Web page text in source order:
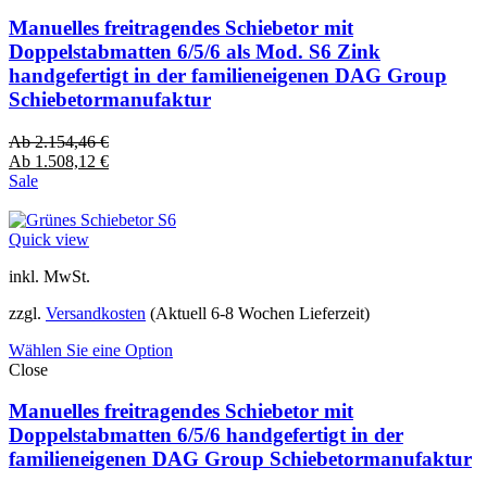
Manuelles freitragendes Schiebetor mit
Doppelstabmatten 6/5/6 als Mod. S6 Zink
handgefertigt in der familieneigenen DAG Group
Schiebetormanufaktur
Ab2.154,46€
Ab 1.508,12 €
Sale
Quick view
inkl. MwSt.
zzgl. Versandkosten (Aktuell 6-8 Wochen Lieferzeit)
Wählen Sie eine Option
Close
Manuelles freitragendes Schiebetor mit
Doppelstabmatten 6/5/6 handgefertigt in der
familieneigenen DAG Group Schiebetormanufaktur